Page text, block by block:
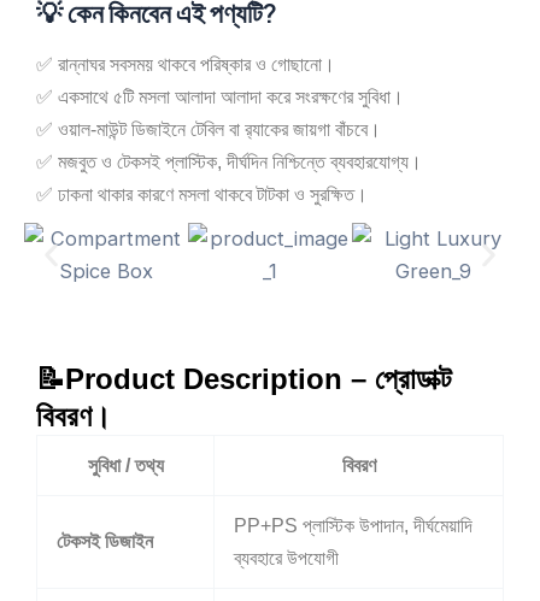
💡 কেন কিনবেন এই পণ্যটি?
✅ রান্নাঘর সবসময় থাকবে পরিষ্কার ও গোছানো।
✅ একসাথে ৫টি মসলা আলাদা আলাদা করে সংরক্ষণের সুবিধা।
✅ ওয়াল-মাউন্ট ডিজাইনে টেবিল বা র‍্যাকের জায়গা বাঁচবে।
✅ মজবুত ও টেকসই প্লাস্টিক, দীর্ঘদিন নিশ্চিন্তে ব্যবহারযোগ্য।
✅ ঢাকনা থাকার কারণে মসলা থাকবে টাটকা ও সুরক্ষিত।
📝Product Description – প্রোডাক্ট
বিবরণ।
সুবিধা / তথ্য বিবরণ
টেকসই ডিজাইন
PP+PS প্লাস্টিক উপাদান, দীর্ঘমেয়াদি
ব্যবহারে উপযোগী